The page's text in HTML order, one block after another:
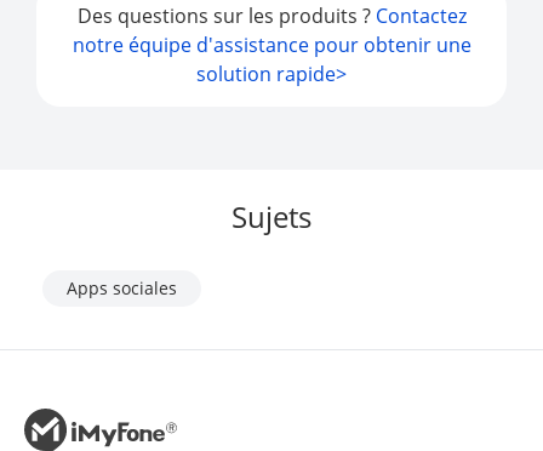
Des questions sur les produits ? Contactez
notre équipe d'assistance pour obtenir une
solution rapide>
Sujets
Apps sociales